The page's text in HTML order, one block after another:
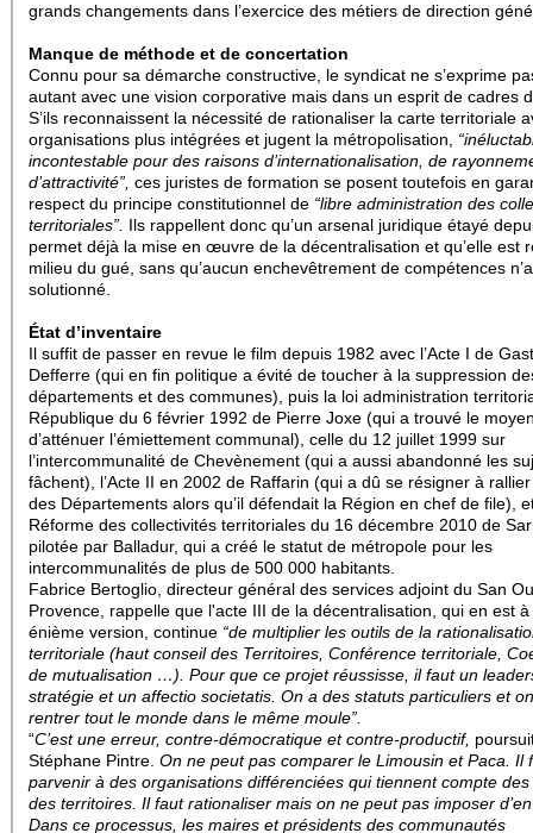
grands changements dans l’exercice des métiers de direction
Manque de méthode et de concertation
Connu pour sa démarche constructive, le syndicat ne s’exprime
autant avec une vision corporative mais dans un esprit de cadres
S’ils reconnaissent la nécessité de rationaliser la carte territoriale
organisations plus intégrées et jugent la métropolisation,
incontestable pour des raisons d’internationalisation, de
d’attractivité”, ces juristes de formation se posent toutefois en
respect du principe constitutionnel de “libre administration des
territoriales”. Ils rappellent donc qu’un arsenal juridique étayé
permet déjà la mise en œuvre de la décentralisation et qu’elle est
milieu du gué, sans qu’aucun enchevêtrement de compétences
solutionné.
État d’inventaire
Il suffit de passer en revue le film depuis 1982 avec l’Acte I de
Defferre (qui en fin politique a évité de toucher à la suppression
départements et des communes), puis la loi administration
République du 6 février 1992 de Pierre Joxe (qui a trouvé le
d’atténuer l’émiettement communal), celle du 12 juillet 1999 sur
l’intercommunalité de Chevènement (qui a aussi abandonné les
fâchent), l’Acte II en 2002 de Raffarin (qui a dû se résigner à
des Départements alors qu’il défendait la Région en chef de file),
Réforme des collectivités territoriales du 16 décembre 2010 de
pilotée par Balladur, qui a créé le statut de métropole pour les
intercommunalités de plus de 500 000 habitants.
Fabrice Bertoglio, directeur général des services adjoint du San
Provence, rappelle que l'acte III de la décentralisation, qui en est à
énième version, continue “de multiplier les outils de la
territoriale (haut conseil des Territoires, Conférence territoriale,
de mutualisation …). Pour que ce projet réussisse, il faut un
stratégie et un affectio societatis. On a des statuts particuliers et
rentrer tout le monde dans le même moule”.
“C’est une erreur, contre-démocratique et contre-productif,
Stéphane Pintre. On ne peut pas comparer le Limousin et Paca. Il
parvenir à des organisations différenciées qui tiennent compte
des territoires. Il faut rationaliser mais on ne peut pas imposer
Dans ce processus, les maires et présidents des communautés